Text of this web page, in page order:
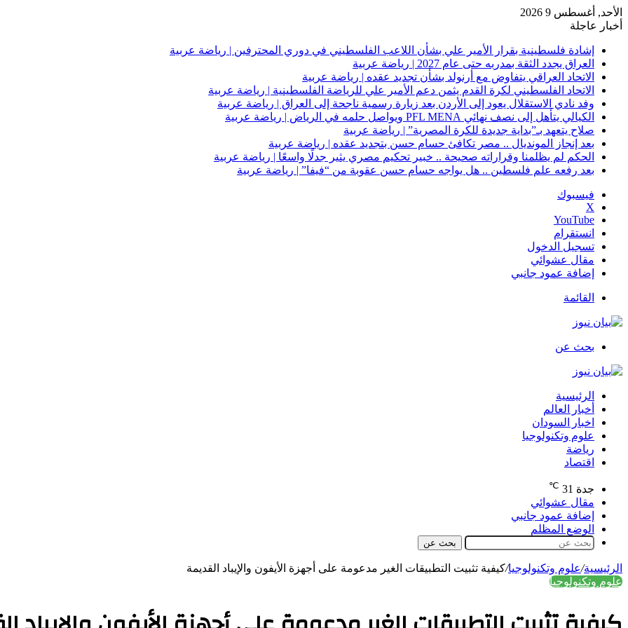
الأحد, أغسطس 9 2026
أخبار عاجلة
إشادة فلسطينية بقرار الأمير علي بشأن اللاعب الفلسطيني في دوري المحترفين | رياضة عربية
العراق يجدد الثقة بمدربه حتى عام 2027 | رياضة عربية
الاتحاد العراقي يتفاوض مع أرنولد بشأن تجديد عقده | رياضة عربية
الاتحاد الفلسطيني لكرة القدم يثمن دعم الأمير علي للرياضة الفلسطينية | رياضة عربية
وفد نادي الاستقلال يعود إلى الأردن بعد زيارة رسمية ناجحة إلى العراق | رياضة عربية
الكيالي يتأهل إلى نصف نهائي PFL MENA ويواصل حلمه في الرياض | رياضة عربية
صلاح يتعهد بـ”بداية جديدة للكرة المصرية” | رياضة عربية
بعد إنجاز المونديال .. مصر تكافئ حسام حسن بتجديد عقده | رياضة عربية
الحكم لم يظلمنا وقراراته صحيحة .. خبير تحكيم مصري يثير جدلًا واسعًا | رياضة عربية
بعد رفعه علم فلسطين .. هل يواجه حسام حسن عقوبة من “فيفا” | رياضة عربية
فيسبوك
‫X
‫YouTube
انستقرام
تسجيل الدخول
مقال عشوائي
إضافة عمود جانبي
القائمة
بحث عن
الرئيسية
أخبار العالم
اخبار السودان
علوم وتكنولوجيا
رياضة
اقتصاد
جدة 31
℃
مقال عشوائي
إضافة عمود جانبي
الوضع المظلم
بحث عن
الرئيسية/علوم وتكنولوجيا/كيفية تثبيت التطبيقات الغير مدعومة على أجهزة الأيفون والإيباد القديمة
علوم وتكنولوجيا